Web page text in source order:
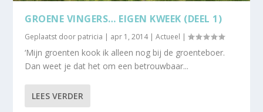
GROENE VINGERS… EIGEN KWEEK (DEEL 1)
Geplaatst door patricia | apr 1, 2014|Actueel |
‘Mijn groenten kook ik alleen nog bij de groenteboer.
Dan weet je dat het om een betrouwbaar...
LEES VERDER